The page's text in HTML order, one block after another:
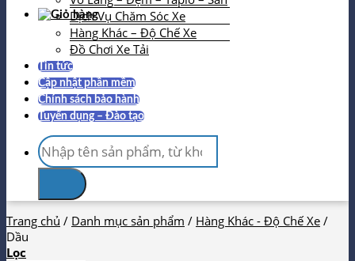
Dịch Vụ Chăm Sóc Xe
Hàng Khác – Độ Chế Xe
Đồ Chơi Xe Tải
Tin tức
Cập nhật phần mềm
Chính sách bảo hành
Tuyển dụng – Đào tạo
Tìm
kiếm:
Trang chủ / Danh mục sản phẩm / Hàng Khác - Độ Chế Xe /
Dầu
Lọc